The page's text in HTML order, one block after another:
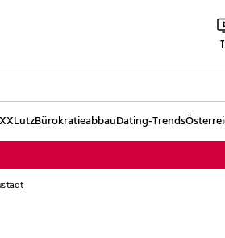
BürokratieabbauDating-Trends